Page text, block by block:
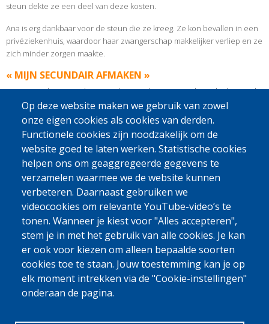
steun dekte ze een deel van deze kosten.
Ana is erg dankbaar voor de steun die ze kreeg. Ze kon bevallen in een
privéziekenhuis, waardoor haar zwangerschap makkelijker verliep en ze
zich minder zorgen maakte.
« MIJN SECUNDAIR AFMAKEN »
Een jaar na haar terugkeer gaat het goed met Ana en haar dochter, ook
al is ze alleenstaande moeder. Haar re-integratie is geslaagd. Ze krijgt
veel steun van haar familie en vrienden bij de opvoeding van haar
dochter en recent heeft ze haar studies kunnen hervatten. Zowel Ana
als haar dochter zijn ingeschreven in het publieke
gezondheidssysteem, voor het geval zij hier een beroep op moeten
doen.
Ana: « Ik wil heel graag mijn middelbare school afmaken en naar de
universiteit gaan. Dankzij mijn familie heb ik de nodige financiële en
moeder te zijn, te verlichten. »
Deze getuigenis is verkregen met het akkoord van Ana’s familie, gezien zij nog
minderjarig is.
Op deze website maken we gebruik van zowel
onze eigen cookies als cookies van derden.
Functionele cookies zijn noodzakelijk om de
website goed te laten werken. Statistische cookies
helpen ons om geaggregeerde gegevens te
verzamelen waarmee we de website kunnen
verbeteren. Daarnaast gebruiken we
videocookies om relevante YouTube-video’s te
tonen. Wanneer je kiest voor "Alles accepteren",
stem je in met het gebruik van alle cookies. Je kan
er ook voor kiezen om alleen bepaalde soorten
cookies toe te staan. Jouw toestemming kan je op
elk moment intrekken via de "Cookie-instellingen"
onderaan de pagina.